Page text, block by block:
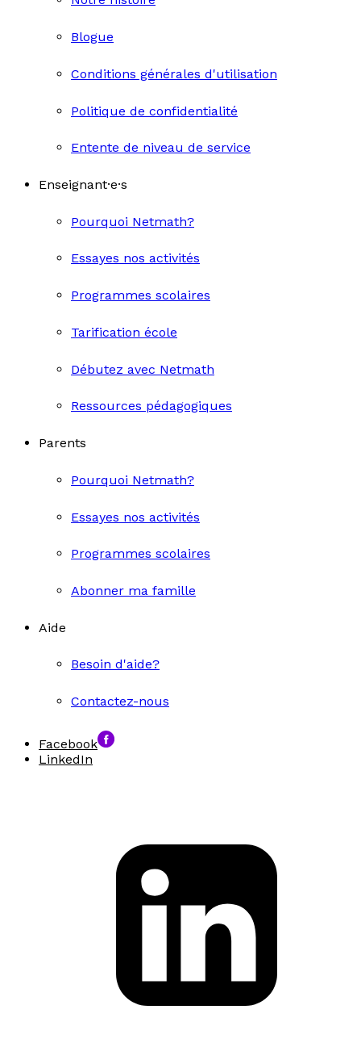
Blogue
Conditions générales d'utilisation
Politique de confidentialité
Entente de niveau de service
Enseignant·e·s
Pourquoi Netmath?
Essayes nos activités
Programmes scolaires
Tarification école
Débutez avec Netmath
Ressources pédagogiques
Parents
Pourquoi Netmath?
Essayes nos activités
Programmes scolaires
Abonner ma famille
Aide
Besoin d'aide?
Contactez-nous
Facebook
LinkedIn